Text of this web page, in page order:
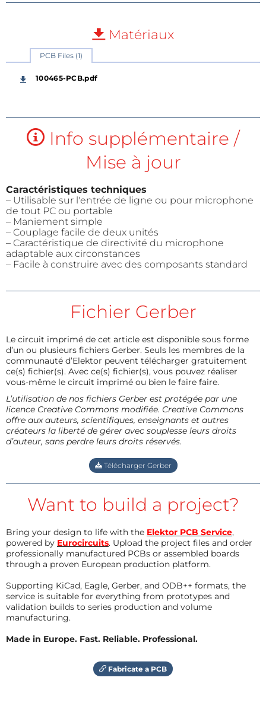
Matériaux
PCB Files (1)
100465-PCB.pdf
Info supplémentaire /
Mise à jour
Caractéristiques techniques
– Utilisable sur l'entrée de ligne ou pour microphone
de tout PC ou portable
– Maniement simple
– Couplage facile de deux unités
– Caractéristique de directivité du microphone
adaptable aux circonstances
– Facile à construire avec des composants standard
Fichier Gerber
Le circuit imprimé de cet article est disponible sous forme
d’un ou plusieurs fichiers Gerber. Seuls les membres de la
communauté d’Elektor peuvent télécharger gratuitement
ce(s) fichier(s). Avec ce(s) fichier(s), vous pouvez réaliser
vous-même le circuit imprimé ou bien le faire faire.
L’utilisation de nos fichiers Gerber est protégée par une
licence Creative Commons modifiée. Creative Commons
offre aux auteurs, scientifiques, enseignants et autres
créateurs la liberté de gérer avec souplesse leurs droits
d’auteur, sans perdre leurs droits réservés.
Télécharger Gerber
Want to build a project?
Bring your design to life with the Elektor PCB Service,
powered by Eurocircuits. Upload the project files and order
professionally manufactured PCBs or assembled boards
through a proven European production platform.
Supporting KiCad, Eagle, Gerber, and ODB++ formats, the
service is suitable for everything from prototypes and
validation builds to series production and volume
manufacturing.
Made in Europe. Fast. Reliable. Professional.
Fabricate a PCB